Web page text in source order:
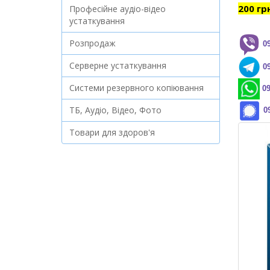
Професійне аудіо-відео
устаткування
Розпродаж
Серверне устаткування
Системи резервного копіювання
ТБ, Аудіо, Відео, Фото
Товари для здоров'я
200
0
0